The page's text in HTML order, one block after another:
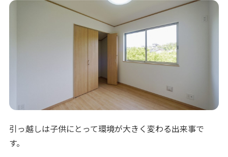
引っ越しは子供にとって環境が大きく変わる出来事で
す。